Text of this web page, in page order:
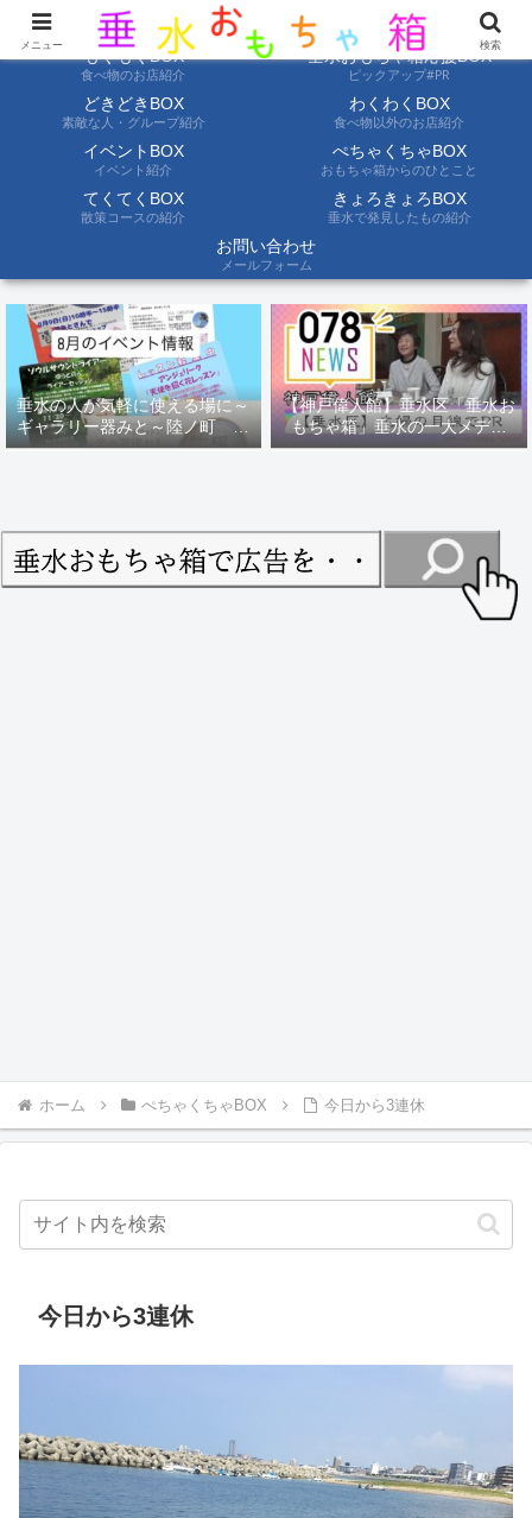
ようこそ垂水おもちゃ箱へ。垂水の情報を自分たちの目でみて聞いて伝えます
もぐもぐBOX
食べ物のお店紹介
垂水おもちゃ箱応援BOX
ピックアップ#PR
どきどきBOX
素敵な人・グループ紹介
わくわくBOX
食べ物以外のお店紹介
イベントBOX
イベント紹介
ぺちゃくちゃBOX
おもちゃ箱からのひとこと
てくてくBOX
散策コースの紹介
きょろきょろBOX
垂水で発見したもの紹介
お問い合わせ
メールフォーム
垂水の人が気軽に使える場に～
ギャラリー器みと～陸ノ町 ８
月のイベント情報
【神戸偉人館】垂水区「垂水お
もちゃ箱」垂水の一大メディ
ア！？｜神戸の魅力を凸インタ
ホーム ぺちゃくちゃBOX 今日から3連休
今日から3連休
メニュー 検索